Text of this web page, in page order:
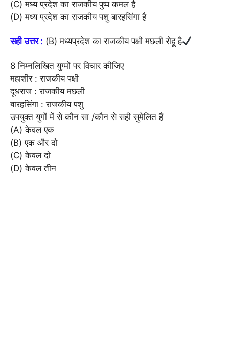
(C) मध्य प्रदेश का राजकीय पुष्प कमल है
(D) मध्य प्रदेश का राजकीय पशु बारहसिंगा है
सही उत्तर : (B) मध्यप्रदेश का राजकीय पक्षी मछली रोहू है
8 निम्नलिखित युग्मों पर विचार कीजिए
महाशीर : राजकीय पक्षी
दूधराज : राजकीय मछली
बारहसिंगा : राजकीय पशु
उपयुक्त युगों में से कौन सा /कौन से सही सुमेलित हैं
(A) केवल एक
(B) एक और दो
(C) केवल दो
(D) केवल तीन